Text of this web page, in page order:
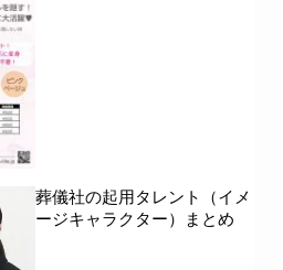
葬儀社の起用タレント（イメ
ージキャラクター）まとめ